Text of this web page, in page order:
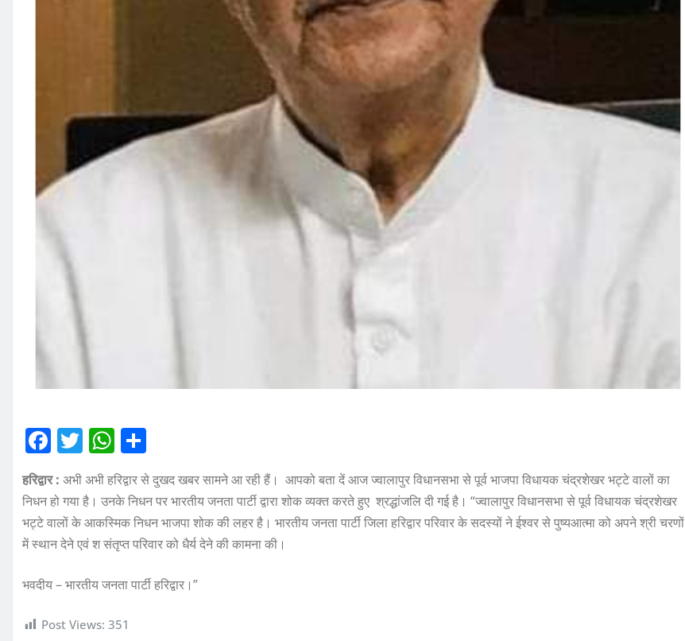
F
c
e
b
o
k
T
w
it
te
r
W
h
at
s
A
p
h
a
re
हरिद्वार : अभी अभी हरिद्वार से दुखद खबर सामने आ रही हैं। आपको बता दें आज ज्वालापुर विधानसभा से पूर्व भाजपा विधायक चंद्रशेखर भट्टे वालों का
निधन हो गया है। उनके निधन पर भारतीय जनता पार्टी द्वारा शोक व्यक्त करते हुए श्रद्धांजलि दी गई है। “ज्वालापुर विधानसभा से पूर्व विधायक चंद्रशेखर
भट्टे वालों के आकस्मिक निधन भाजपा शोक की लहर है। भारतीय जनता पार्टी जिला हरिद्वार परिवार के सदस्यों ने ईश्वर से पुष्यआत्मा को अपने श्री चरणों
में स्थान देने एवं श संतृप्त परिवार को धैर्य देने की कामना की।
भवदीय – भारतीय जनता पार्टी हरिद्वार।”
Post Views: 351